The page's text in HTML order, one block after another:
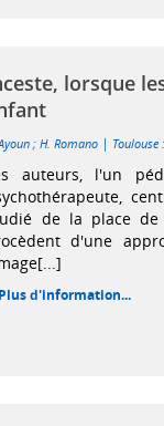
lorsque
;H. Romano | Toulouse
auteurs, l'un
de la place
d'une
Plus d'information...